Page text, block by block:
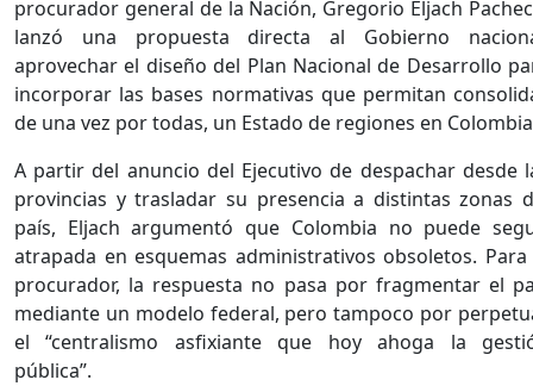
procurador general de la Nación, Gregorio Eljach
lanzó una propuesta directa al Gobierno
aprovechar el diseño del Plan Nacional de Desarrollo
incorporar las bases normativas que permitan
de una vez por todas, un Estado de regiones en
A partir del anuncio del Ejecutivo de despachar desde
provincias y trasladar su presencia a distintas zonas
país, Eljach argumentó que Colombia no puede
atrapada en esquemas administrativos obsoletos. Para
procurador, la respuesta no pasa por fragmentar el
mediante un modelo federal, pero tampoco por
el “centralismo asfixiante que hoy ahoga la
pública”.